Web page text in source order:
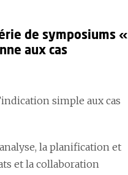
de symposiums «
aux cas
simple aux cas
la planification et
et la collaboration